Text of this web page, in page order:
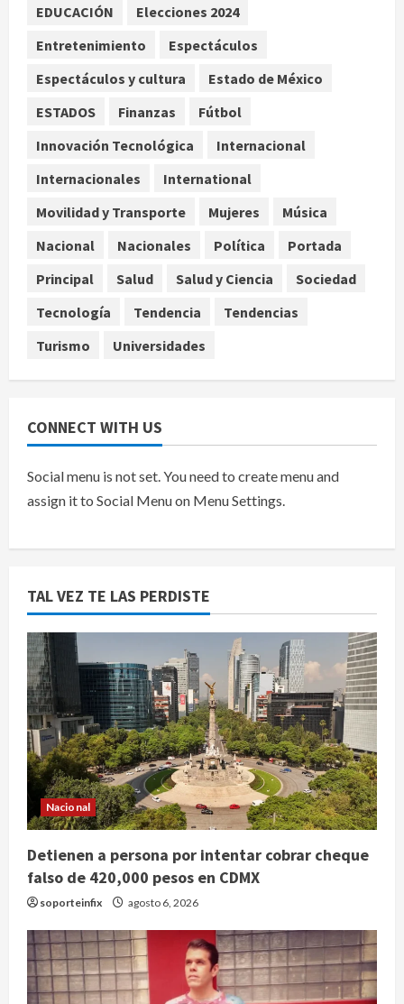
Aficionado encara a Mikel Arriola en
vuelo y exige regreso del ascenso
4
Salud
Sectores obrero y empresarial
piden al IMSS nuevo hospital en
agosto 6, 2026
Nacional
Falla en sistema Booster de El
de Tijuana
EDUCACIÓN
Elecciones 2024
Entretenimiento
Espectáculos
Espectáculos y cultura
Estado de México
ESTADOS
Finanzas
Fútbol
Innovación Tecnológica
Internacional
Internacionales
International
Movilidad y Transporte
Mujeres
Música
Nacional
Nacionales Política
Portada
Principal
Salud Salud y Ciencia
Sociedad
Tecnología
Tendencia
Tendencias
Turismo
Universidades
CONNECT WITH US
Social menu is not set. You need to create menu and
assign it to Social Menu on Menu Settings.
TAL VEZ TE LAS PERDISTE
Nacional
Detienen a persona por intentar cobrar cheque
falso de 420,000 pesos en CDMX
soporteinfix agosto 6, 2026